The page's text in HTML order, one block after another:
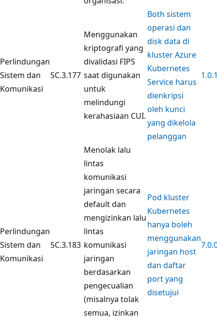
Perlindungan
Sistem dan
Komunikasi
SC.3.177
Menggunakan
kriptografi yang
divalidasi FIPS
saat digunakan
untuk
melindungi
kerahasiaan CUI.
Both sistem
operasi dan
disk data di
kluster Azure
Kubernetes
Service harus
dienkripsi
oleh kunci
yang dikelola
pelanggan
Perlindungan
Sistem dan
Komunikasi
SC.3.183
Menolak lalu
lintas
komunikasi
jaringan secara
default dan
mengizinkan lalu
lintas
komunikasi
jaringan
berdasarkan
pengecualian
(misalnya tolak
semua, izinkan
Pod kluster
Kubernetes
hanya boleh
menggunakan
jaringan host
dan daftar
port yang
disetujui